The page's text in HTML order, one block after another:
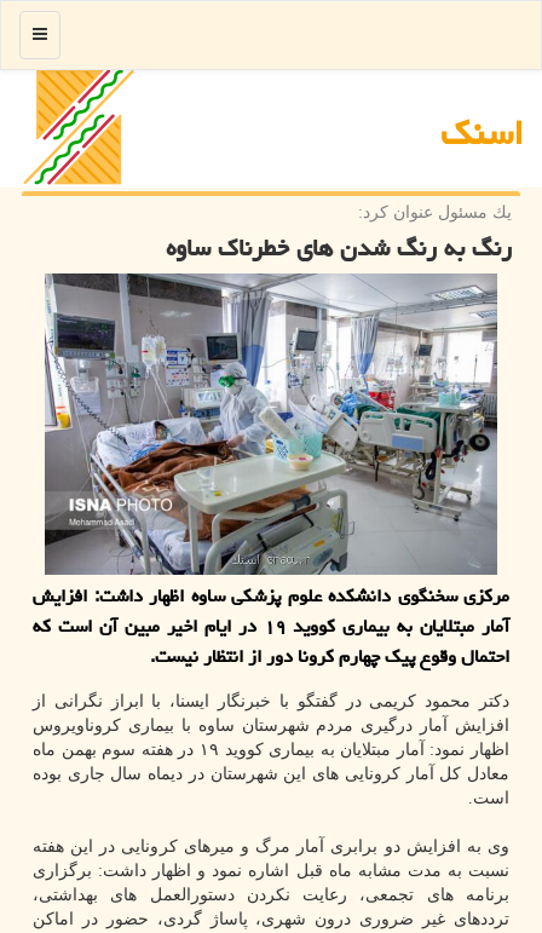
اسنك
منو
یك مسئول عنوان كرد:
رنگ به رنگ شدن های خطرناك ساوه
مرکزی سخنگوی دانشکده علوم پزشکی ساوه اظهار داشت: افزایش
آمار مبتلایان به بیماری کووید ۱۹ در ایام اخیر مبین آن است که
احتمال وقوع پیک چهارم کرونا دور از انتظار نیست.
دکتر محمود کریمی در گفتگو با خبرنگار ایسنا، با ابراز نگرانی از
افزایش آمار درگیری مردم شهرستان ساوه با بیماری کروناویروس
اظهار نمود: آمار مبتلایان به بیماری کووید ۱۹ در هفته سوم بهمن ماه
معادل کل آمار کرونایی های این شهرستان در دیماه سال جاری بوده
است.
وی به افزایش دو برابری آمار مرگ و میرهای کرونایی در این هفته
نسبت به مدت مشابه ماه قبل اشاره نمود و اظهار داشت: برگزاری
برنامه های تجمعی، رعایت نکردن دستورالعمل های بهداشتی،
ترددهای غیر ضروری درون شهری، پاساژ گردی، حضور در اماکن